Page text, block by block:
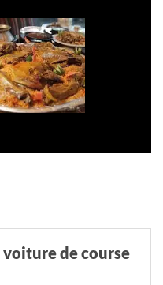
de course